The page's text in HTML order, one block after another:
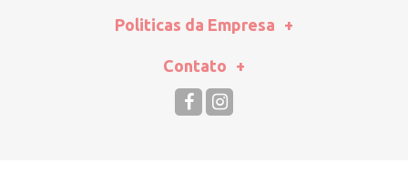
Politicas da Empresa
Contato